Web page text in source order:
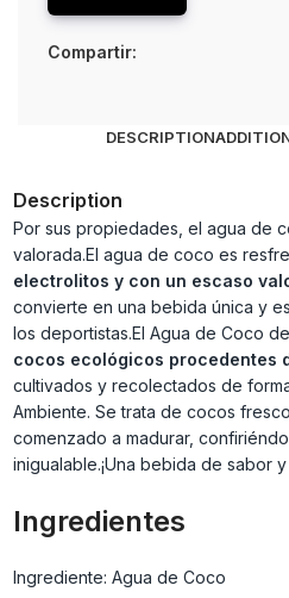
Compartir:
DESCRIPTION
Description
Por sus propiedades, el agua de
valorada.El agua de coco es
electrolitos y con un escaso
convierte en una bebida única y
los deportistas.El Agua de Coco
cocos ecológicos procedentes
cultivados y recolectados de
Ambiente. Se trata de cocos
comenzado a madurar,
inigualable.¡Una bebida de sabor
Ingredientes
Ingrediente: Agua de Coco